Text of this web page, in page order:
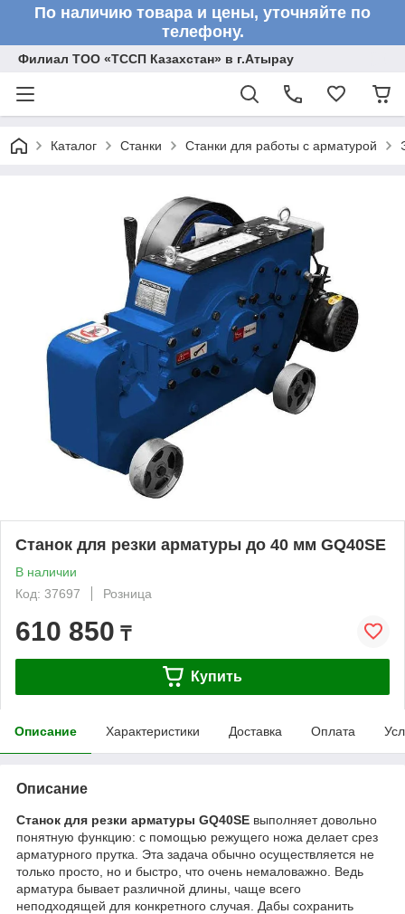
По наличию товара и цены, уточняйте по
телефону.
Филиал ТОО «ТССП Казахстан» в г.Атырау
Каталог Станки Станки для работы с арматурой
Станок для резки арматуры до 40 мм GQ40SE
В наличии
Код: 37697
Розница
610 850 ₸
Купить
Описание Характеристики Доставка Оплата
Описание
Станок для резки арматуры GQ40SE выполняет довольно
понятную функцию: с помощью режущего ножа делает срез
арматурного прутка. Эта задача обычно осуществляется не
только просто, но и быстро, что очень немаловажно. Ведь
арматура бывает различной длины, чаще всего
неподходящей для конкретного случая. Дабы сохранить